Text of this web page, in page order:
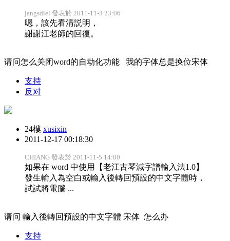
jangsdiel 發表於 2011-11-3 23:06
嗯，該先看清説明，
謝謝江老師的回復。
请问怎么关闭word的自动化功能 我的字体总是换位宋体
支持
反对
24樓 xusixin
2011-12-17 00:18:30
CHIANG 發表於 2011-11-5 14:00
如果在 word 中使用【老江古琴減字譜輸入法1.0】
發生輸入為空白或輸入後轉回預設的中文字體時，
試試將電腦 ...
请问 輸入後轉回預設的中文字體 宋体 怎么办
支持